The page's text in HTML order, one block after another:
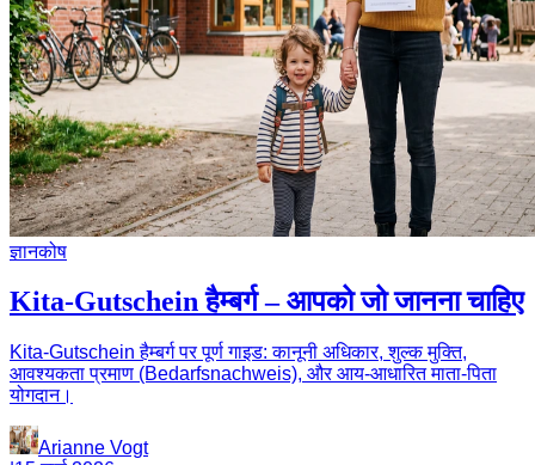
ज्ञानकोष
Kita-Gutschein हैम्बर्ग – आपको जो जानना चाहिए
Kita-Gutschein हैम्बर्ग पर पूर्ण गाइड: कानूनी अधिकार, शुल्क मुक्ति,
आवश्यकता प्रमाण (Bedarfsnachweis), और आय-आधारित माता-पिता
योगदान।
Arianne Vogt